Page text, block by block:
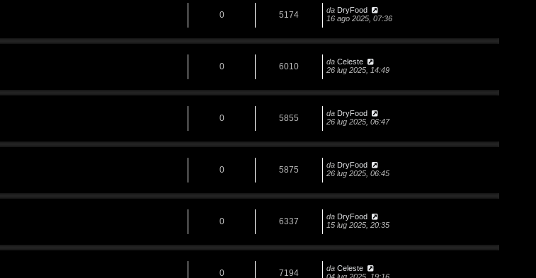
0 5174 da DryFood
16 ago 2025, 07:36
0 6010 da Celeste
26 lug 2025, 14:49
0 5855 da DryFood
26 lug 2025, 06:47
0 5875 da DryFood
26 lug 2025, 06:45
0 6337 da DryFood
15 lug 2025, 20:35
0 7194 da Celeste